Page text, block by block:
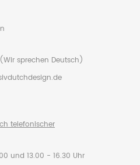
sprechen Deutsch)
telefonischer
und 13.00 - 16.30 Uhr